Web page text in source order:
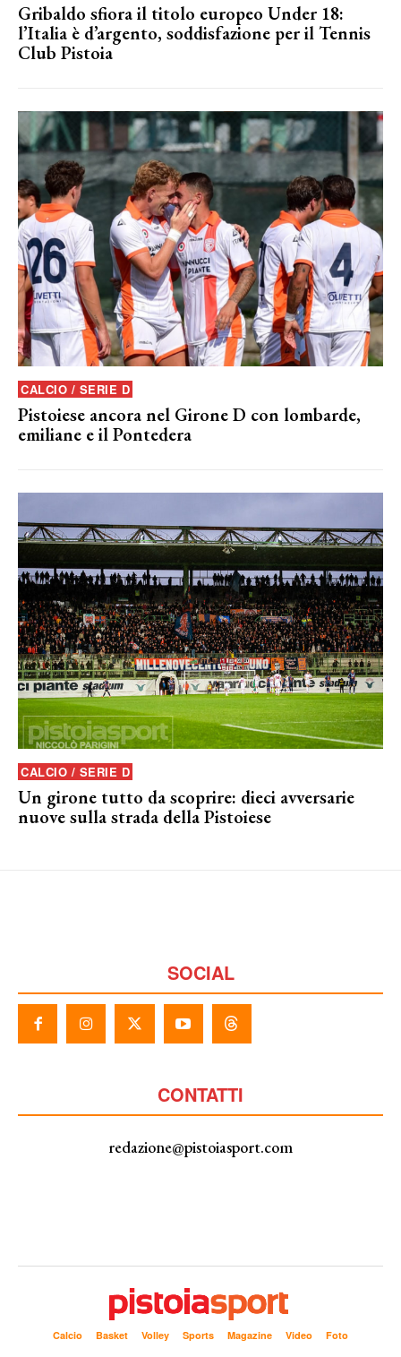
Gribaldo sfiora il titolo europeo Under 18:
l’Italia è d’argento, soddisfazione per il Tennis
Club Pistoia
CALCIO / SERIE D
Pistoiese ancora nel Girone D con lombarde,
emiliane e il Pontedera
CALCIO / SERIE D
Un girone tutto da scoprire: dieci avversarie
nuove sulla strada della Pistoiese
SOCIAL
CONTATTI
redazione@pistoiasport.com
Calcio Basket Volley Sports Magazine Video Foto